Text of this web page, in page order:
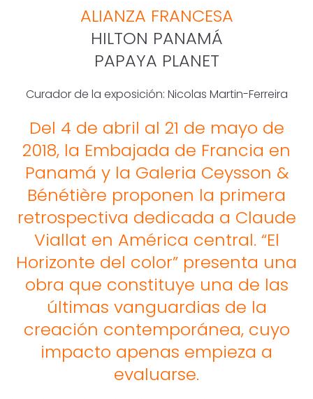
ALIANZA FRANCESA
HILTON PANAMÁ
PAPAYA PLANET
Curador de la exposición: Nicolas Martin-Ferreira
Del 4 de abril al 21 de mayo de
2018, la Embajada de Francia en
Panamá y la Galeria Ceysson &
Bénétière proponen la primera
retrospectiva dedicada a Claude
Viallat en América central. “El
Horizonte del color” presenta una
obra que constituye una de las
últimas vanguardias de la
creación contemporánea, cuyo
impacto apenas empieza a
evaluarse.